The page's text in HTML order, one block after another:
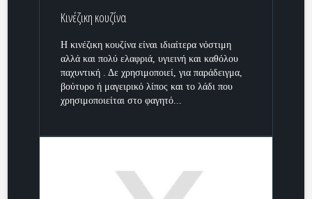
Κινέζικη κουζίνα
Η κινέζικη κουζίνα είναι ιδιαίτερα νόστιμη
αλλά και πολύ ελαφριά, υγιεινή και καθόλου
παχυντική . Δε χρησιμοποιεί, για παράδειγμα,
βούτυρο ή μαγειρικό λίπος και το λάδι που
χρησιμοποιείται στο φαγητό...